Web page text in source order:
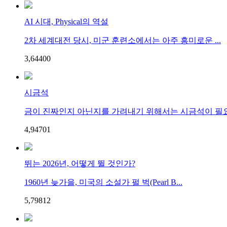
AI 시대, Physical의 역설
2차 세계대전 당시, 미군 훈련소에서는 아주 흥미로운 ...
3,64400
시금석
금이 진짜인지 아닌지를 가려내기 위해서는 시금석이 필
4,94701
뛰는 2026년, 어떻게 뛸 것인가?
1960년 늦가을, 미국의 소설가 펄 벅(Pearl B...
5,7981 2